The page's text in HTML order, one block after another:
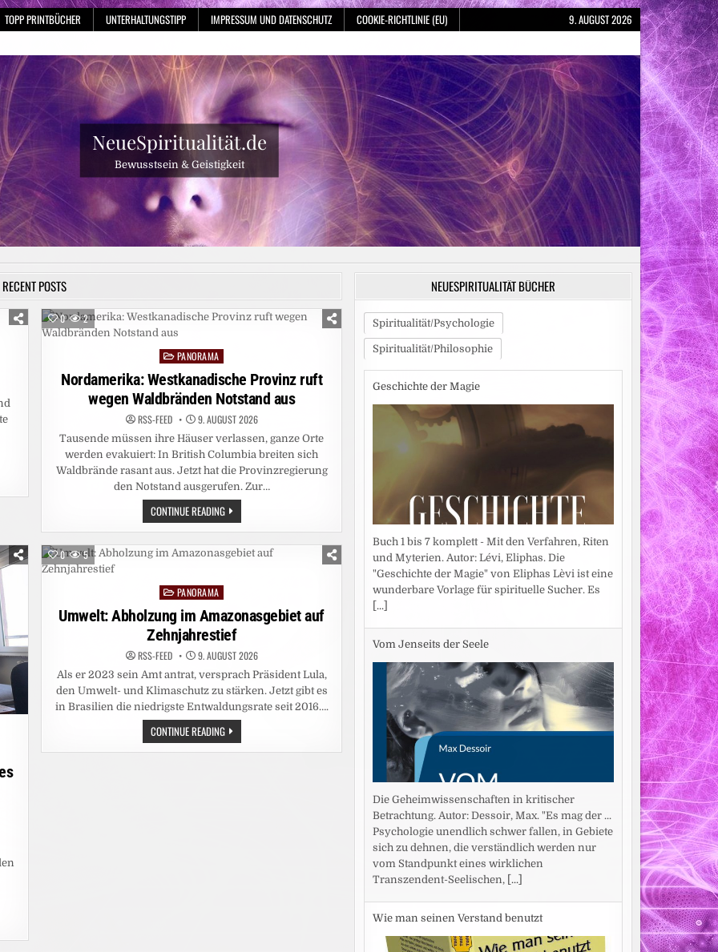
TOPP PRINTBÜCHER UNTERHALTUNGSTIPP IMPRESSUM UND DATENSCHUTZ COOKIE-RICHTLINIE (EU) 9. AUGUST 2026
NeueSpiritualität.de
Bewusstsein & Geistigkeit
RECENT POSTS
0 2
Posted
in
PANORAMA
Nordamerika: Westkanadische Provinz ruft
wegen Waldbränden Notstand aus
RSS-FEED 9. AUGUST 2026
Tausende müssen ihre Häuser verlassen, ganze Orte
werden evakuiert: In British Columbia breiten sich
Waldbrände rasant aus. Jetzt hat die Provinzregierung
den Notstand ausgerufen. Zur…
CONTINUE READINGNORDAMERIKA:
WESTKANADISCHE
PROVINZ
WEGEN
WALDBRÄNDEN
0 5
PostedPANORAMA
Umwelt: Abholzung im Amazonasgebiet auf
Zehnjahrestief
RSS-FEED 9. AUGUST 2026
Als er 2023 sein Amt antrat, versprach Präsident Lula,
den Umwelt- und Klimaschutz zu stärken. Jetzt gibt es
in Brasilien die niedrigste Entwaldungsrate seit 2016….
CONTINUE READINGUMWELT:
ABHOLZUNG
IM
NEUESPIRITUALITÄT BÜCHER
Spiritualität/Psychologie
Spiritualität/Philosophie
Geschichte der Magie
Buch 1 bis 7 komplett - Mit den Verfahren, Riten
und Myterien. Autor: Lévi, Eliphas. Die
"Geschichte der Magie" von Eliphas Lèvi ist eine
wunderbare Vorlage für spirituelle Sucher. Es
[...]
Vom Jenseits der Seele
Die Geheimwissenschaften in kritischer
Betrachtung. Autor: Dessoir, Max. "Es mag der ...
Psychologie unendlich schwer fallen, in Gebiete
sich zu dehnen, die verständlich werden nur
vom Standpunkt eines wirklichen
Transzendent-Seelischen, [...]
Wie man seinen Verstand benutzt